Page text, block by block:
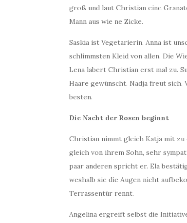
groß und laut Christian eine
Mann aus wie ne Zicke.
Saskia ist Vegetarierin. Anna ist
schlimmsten Kleid von allen. Die
Lena labert Christian erst mal zu.
Haare gewünscht. Nadja freut
besten.
Die Nacht der Rosen beginnt
Christian nimmt gleich Katja mit
gleich von ihrem Sohn, sehr
paar anderen spricht er. Ela
weshalb sie die Augen nicht
Terrassentür rennt.
Angelina ergreift selbst die